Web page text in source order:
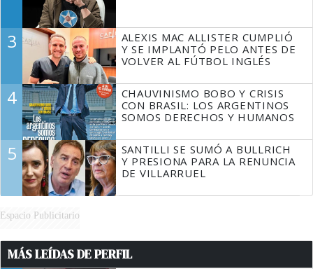
3
ALEXIS MAC ALLISTER CUMPLIÓ
Y SE IMPLANTÓ PELO ANTES DE
VOLVER AL FÚTBOL INGLÉS
4
CHAUVINISMO BOBO Y CRISIS
CON BRASIL: LOS ARGENTINOS
SOMOS DERECHOS Y HUMANOS
5
SANTILLI SE SUMÓ A BULLRICH
Y PRESIONA PARA LA RENUNCIA
DE VILLARRUEL
Espacio Publicitario
MÁS LEÍDAS DE PERFIL